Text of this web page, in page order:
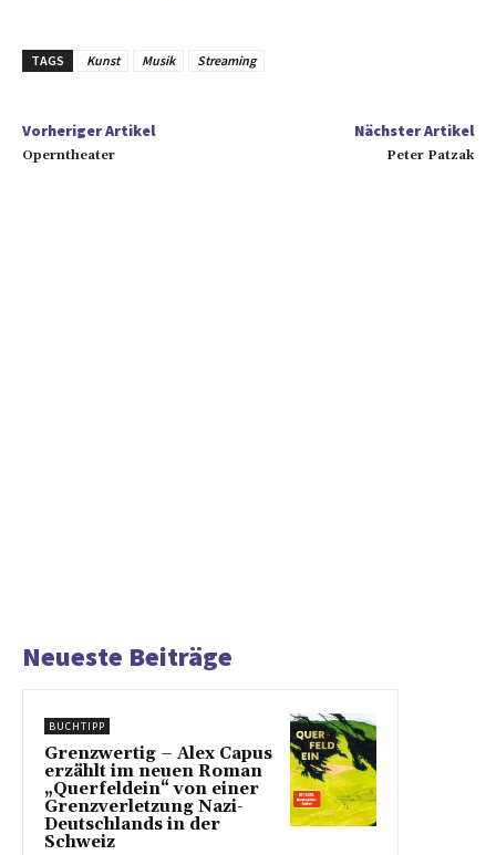
TAGS Kunst Musik Streaming
Vorheriger Artikel
Operntheater
Nächster Artikel
Peter Patzak
Neueste Beiträge
BUCHTIPP
Grenzwertig – Alex Capus
erzählt im neuen Roman
„Querfeldein“ von einer
Grenzverletzung Nazi-
Deutschlands in der
Schweiz